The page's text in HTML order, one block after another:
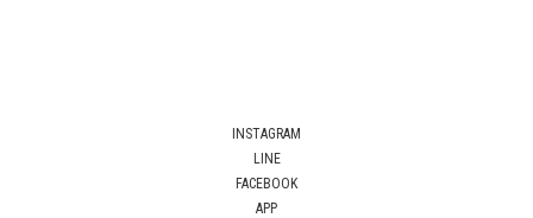
INSTAGRAM
LINE
FACEBOOK
APP